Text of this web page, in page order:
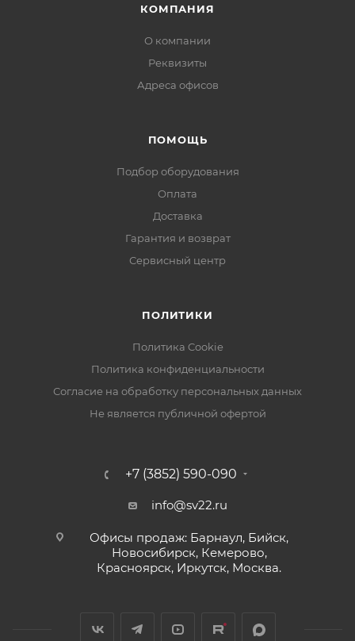
КОМПАНИЯ
О компании
Реквизиты
Адреса офисов
ПОМОЩЬ
Подбор оборудования
Оплата
Доставка
Гарантия и возврат
Сервисный центр
ПОЛИТИКИ
Политика Cookie
Политика конфиденциальности
Согласие на обработку персональных данных
Не является публичной офертой
+7 (3852) 590-090
info@sv22.ru
Офисы продаж: Барнаул, Бийск,
Новосибирск, Кемерово,
Красноярск, Иркутск, Москва.